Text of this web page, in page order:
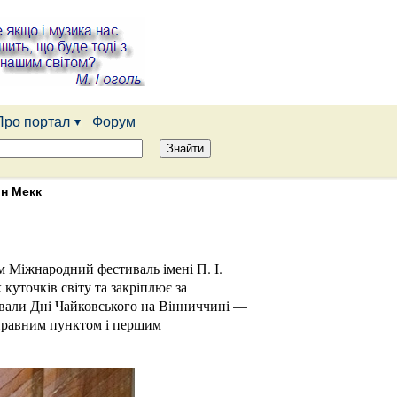
портал Форум
Мекк
Міжнародний фестиваль імені П. І.
світу та закріплює за
Дні Чайковського на Вінниччині —
пунктом і першим